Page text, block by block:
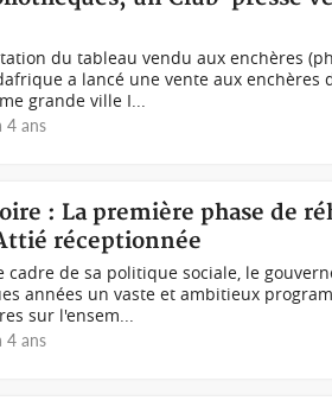
du tableau vendu aux enchères
a lancé une vente aux
grande ville I...
4 ans
: La première phase de
réceptionnée
cadre de sa politique sociale, le
années un vaste et ambitieux
sur l'ensem...
4 ans